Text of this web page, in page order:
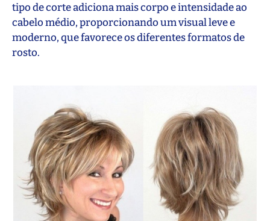
tipo de corte adiciona mais corpo e intensidade ao
cabelo médio, proporcionando um visual leve e
moderno, que favorece os diferentes formatos de
rosto.